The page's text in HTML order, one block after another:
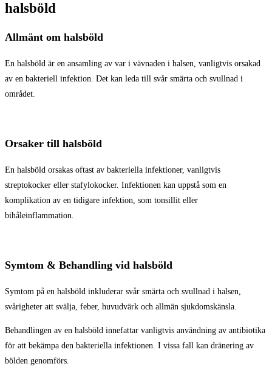
halsböld
Allmänt om halsböld
En halsböld är en ansamling av var i vävnaden i halsen, vanligtvis orsakad
av en bakteriell infektion. Det kan leda till svår smärta och svullnad i
området.
Orsaker till halsböld
En halsböld orsakas oftast av bakteriella infektioner, vanligtvis
streptokocker eller stafylokocker. Infektionen kan uppstå som en
komplikation av en tidigare infektion, som tonsillit eller
bihåleinflammation.
Symtom & Behandling vid halsböld
Symtom på en halsböld inkluderar svår smärta och svullnad i halsen,
svårigheter att svälja, feber, huvudvärk och allmän sjukdomskänsla.
Behandlingen av en halsböld innefattar vanligtvis användning av antibiotika
för att bekämpa den bakteriella infektionen. I vissa fall kan dränering av
bölden genomförs.